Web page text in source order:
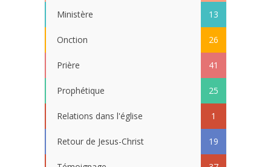
Ministère 13
Onction 26
Prière 41
Prophétique 25
Relations dans l'église 1
Retour de Jesus-Christ 19